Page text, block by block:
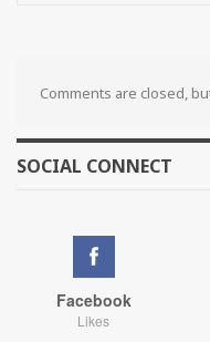
Comments are closed,
SOCIAL CONNECT
Facebook
Likes